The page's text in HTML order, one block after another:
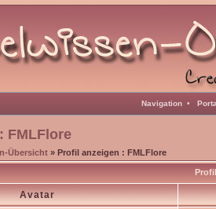
Navigation •
FMLFlore
Übersicht » Profil anzeigen : FMLFlore
Avatar